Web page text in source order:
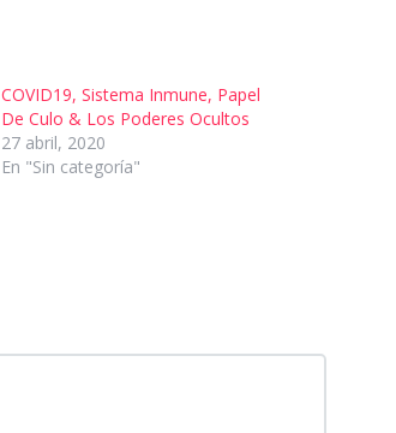
COVID19, Sistema Inmune, Papel
De Culo & Los Poderes Ocultos
27 abril, 2020
En "Sin categoría"